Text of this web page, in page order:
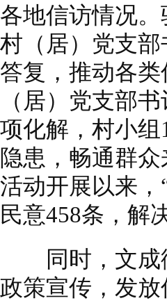
各地信访情况
村（居）党支
答复，推动各
（居）党支部
项化解，村小
隐患，畅通群
活动开展以来，
民意458条，解
同时，文成街
政策宣传，发